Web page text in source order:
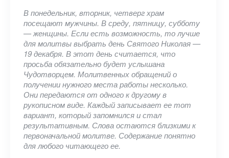
В понедельник, вторник, четверг храм
посещают мужчины. В среду, пятницу, субботу
— женщины. Если есть возможность, то лучше
для молитвы выбрать день Святого Николая —
19 декабря. В этот день считается, что
просьба обязательно будет услышана
Чудотворцем. Молитвенных обращений о
получении нужного места работы несколько.
Они передаются от одного к другому в
рукописном виде. Каждый записывает ее тот
вариант, который запомнился и стал
результативным. Слова остаются близкими к
первоначальной молитве. Содержание понятно
для любого читающего ее.